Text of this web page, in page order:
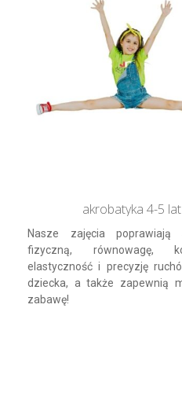
akrobatyka 4-5 lat
Nasze zajęcia poprawiają
fizyczną, równowagę,
elastyczność i precyzję
dziecka, a także zapewnią
zabawę!